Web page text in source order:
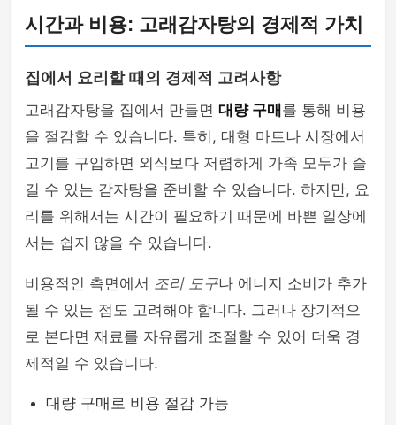
시간과 비용: 고래감자탕의 경제적 가치
집에서 요리할 때의 경제적 고려사항
고래감자탕을 집에서 만들면 대량 구매 를 통해 비용
을 절감할 수 있습니다. 특히, 대형 마트나 시장에서
고기를 구입하면 외식보다 저렴하게 가족 모두가 즐
길 수 있는 감자탕을 준비할 수 있습니다. 하지만, 요
리를 위해서는 시간이 필요하기 때문에 바쁜 일상에
서는 쉽지 않을 수 있습니다.
비용적인 측면에서 조리 도구나 에너지 소비가 추가
될 수 있는 점도 고려해야 합니다. 그러나 장기적으
로 본다면 재료를 자유롭게 조절할 수 있어 더욱 경
제적일 수 있습니다.
대량 구매로 비용 절감 가능